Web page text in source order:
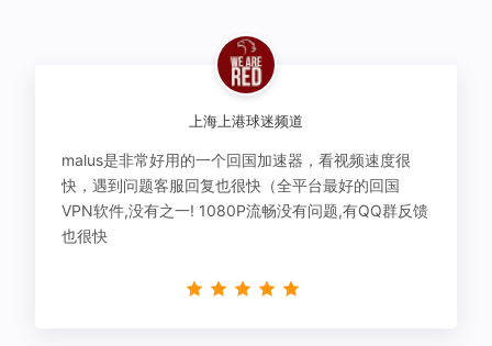
上海上港球迷频道
malus是非常好用的一个回国加速器，看视频速度很
快，遇到问题客服回复也很快（全平台最好的回国
VPN软件,没有之一! 1080P流畅没有问题,有QQ群反馈
也很快